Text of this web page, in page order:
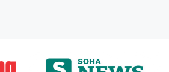
mức độ hỏng hóc.